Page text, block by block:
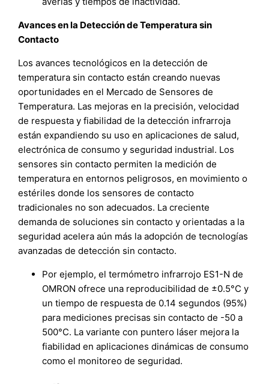
Avances en la Detección de Temperatura sin
Contacto
Los avances tecnológicos en la detección de
temperatura sin contacto están creando nuevas
oportunidades en el Mercado de Sensores de
Temperatura. Las mejoras en la precisión, velocidad
de respuesta y fiabilidad de la detección infrarroja
están expandiendo su uso en aplicaciones de salud,
electrónica de consumo y seguridad industrial. Los
sensores sin contacto permiten la medición de
temperatura en entornos peligrosos, en movimiento o
estériles donde los sensores de contacto
tradicionales no son adecuados. La creciente
demanda de soluciones sin contacto y orientadas a la
seguridad acelera aún más la adopción de tecnologías
avanzadas de detección sin contacto.
Por ejemplo, el termómetro infrarrojo ES1-N de
OMRON ofrece una reproducibilidad de ±0.5°C y
un tiempo de respuesta de 0.14 segundos (95%)
para mediciones precisas sin contacto de -50 a
500°C. La variante con puntero láser mejora la
fiabilidad en aplicaciones dinámicas de consumo
como el monitoreo de seguridad.